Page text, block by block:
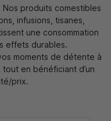
produits comestibles
infusions, tisanes,
une consommation
effets durables.
moments de détente à
en bénéficiant d’un
prix.